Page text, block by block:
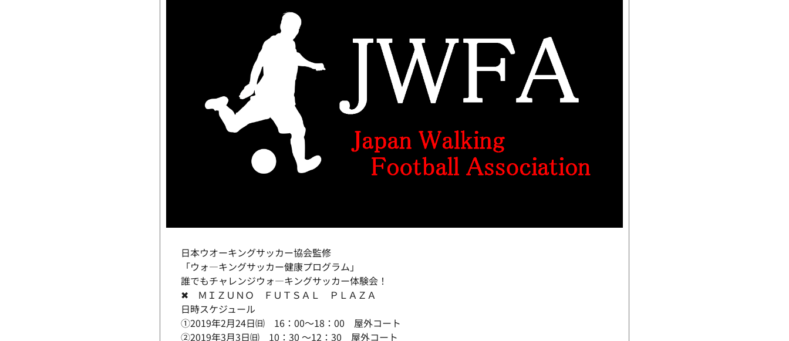
日本ウオーキングサッカー協会監修
「ウォ―キングサッカー健康プログラム」
誰でもチャレンジウォ―キングサッカー体験会！
✖ ＭＩＺＵＮＯ ＦＵＴＳＡＬ ＰＬＡＺＡ
日時スケジュール
①2019年2月24日㈰ 16：00～18：00 屋外コート
②2019年3月3日㈰ 10：30 ～12：30 屋外コート